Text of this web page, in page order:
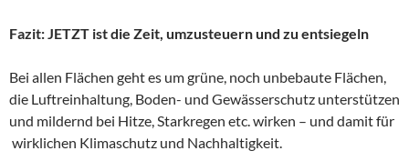
Fazit: JETZT ist die Zeit, umzusteuern und zu entsiegeln
Bei allen Flächen geht es um grüne, noch unbebaute Flächen,
die Luftreinhaltung, Boden- und Gewässerschutz unterstützen
und mildernd bei Hitze, Starkregen etc. wirken – und damit für
wirklichen Klimaschutz und Nachhaltigkeit.